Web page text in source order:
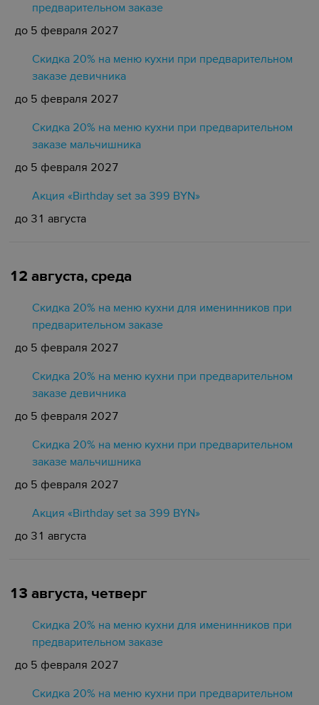
предварительном заказе
до 5 февраля 2027
Скидка 20% на меню кухни при предварительном
заказе девичника
до 5 февраля 2027
Скидка 20% на меню кухни при предварительном
заказе мальчишника
до 5 февраля 2027
Акция «Birthday set за 399 BYN»
до 31 августа
12 августа, среда
Скидка 20% на меню кухни для именинников при
предварительном заказе
до 5 февраля 2027
Скидка 20% на меню кухни при предварительном
заказе девичника
до 5 февраля 2027
Скидка 20% на меню кухни при предварительном
заказе мальчишника
до 5 февраля 2027
Акция «Birthday set за 399 BYN»
до 31 августа
13 августа, четверг
Скидка 20% на меню кухни для именинников при
предварительном заказе
до 5 февраля 2027
Скидка 20% на меню кухни при предварительном